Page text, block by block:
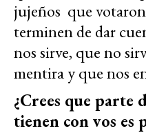
jujeños que
terminen de dar
nos sirve, que no
mentira y que nos
¿Crees que parte
tienen con vos es